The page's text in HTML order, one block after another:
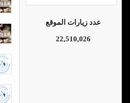
عدد زيارات الموقع
22,510,026